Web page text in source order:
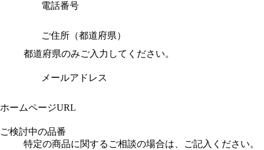
電話番号
ご住所（都道府県）
都道府県のみご入力してください。
メールアドレス
ホームページURL
ご検討中の品番
特定の商品に関するご相談の場合は、ご記入ください。